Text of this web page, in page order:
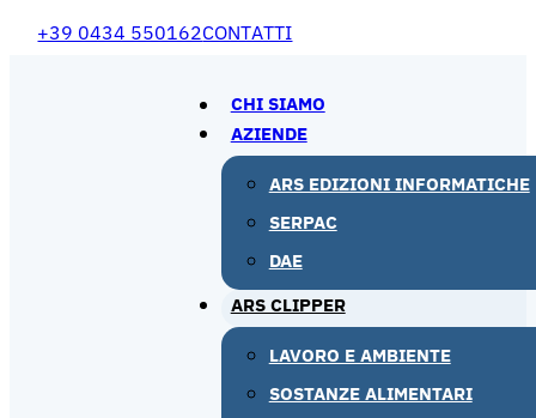
+39 0434 550162CONTATTI
CHI SIAMO
AZIENDE
ARS EDIZIONI INFORMATICHE
SERPAC
DAE
ARS CLIPPER
LAVORO E AMBIENTE
SOSTANZE ALIMENTARI